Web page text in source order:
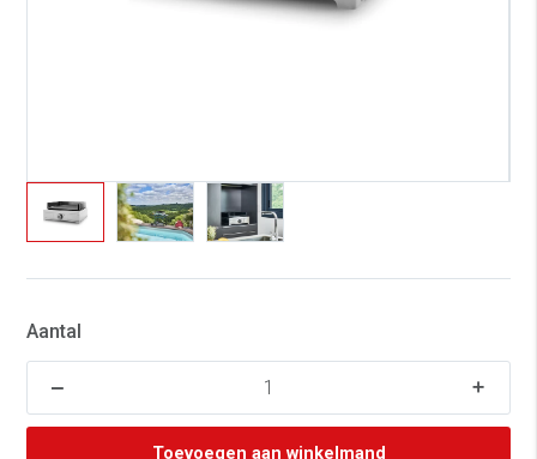
Aantal
Toevoegen aan winkelmand